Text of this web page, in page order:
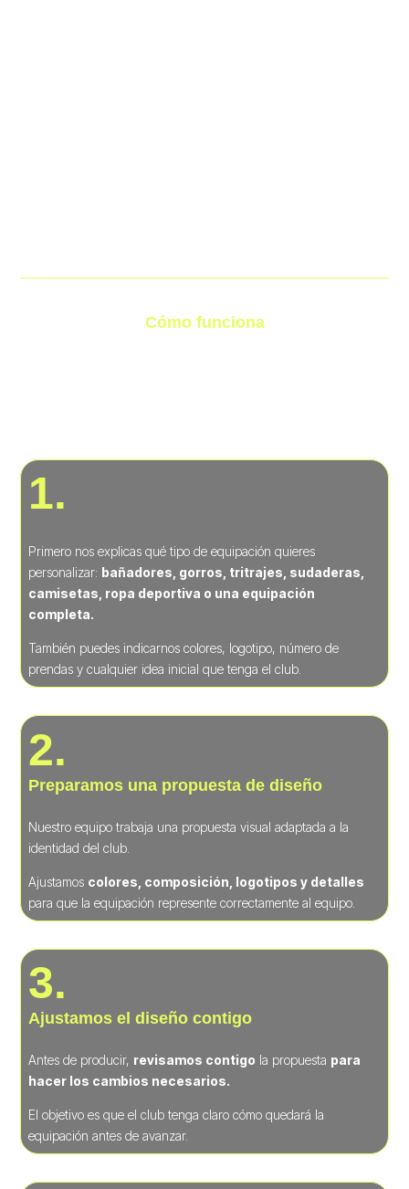
Cómo funciona
1.
Primero nos explicas qué tipo de equipación quieres
personalizar: bañadores, gorros, tritrajes, sudaderas,
camisetas, ropa deportiva o una equipación
completa.
También puedes indicarnos colores, logotipo, número de
prendas y cualquier idea inicial que tenga el club.
2.
Preparamos una propuesta de diseño
Nuestro equipo trabaja una propuesta visual adaptada a la
identidad del club.
Ajustamos colores, composición, logotipos y detalles
para que la equipación represente correctamente al equipo.
3.
Ajustamos el diseño contigo
Antes de producir, revisamos contigo la propuesta para
hacer los cambios necesarios.
El objetivo es que el club tenga claro cómo quedará la
equipación antes de avanzar.